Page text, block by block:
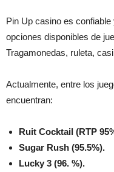
Pin Up casino es
opciones disponibles de
Tragamonedas, ruleta,
Actualmente, entre los
encuentran:
Ruit Cocktail (RTP
Sugar Rush (95.5%).
Lucky 3 (96. %).